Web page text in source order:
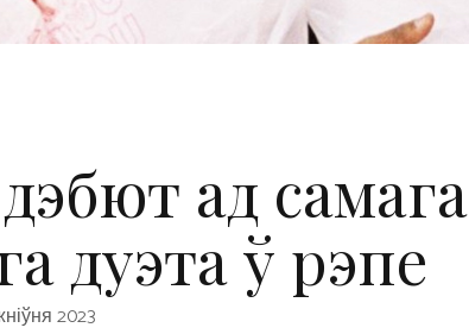
ад самага
дуэта ў рэпе
2023